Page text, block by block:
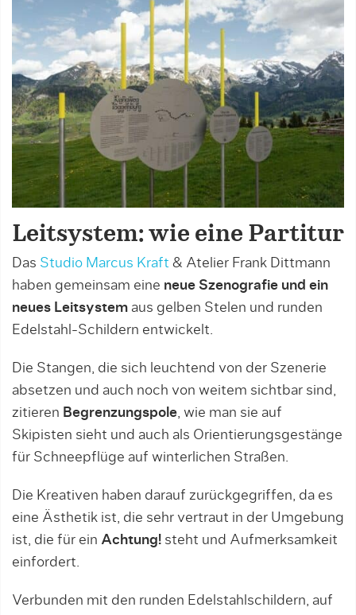
Leitsystem: wie eine Partitur
Das Studio Marcus Kraft & Atelier Frank Dittmann
haben gemeinsam eine neue Szenografie und ein
neues Leitsystem aus gelben Stelen und runden
Edelstahl-Schildern entwickelt.
Die Stangen, die sich leuchtend von der Szenerie
absetzen und auch noch von weitem sichtbar sind,
zitieren Begrenzungspole, wie man sie auf
Skipisten sieht und auch als Orientierungsgestänge
für Schneepflüge auf winterlichen Straßen.
Die Kreativen haben darauf zurückgegriffen, da es
eine Ästhetik ist, die sehr vertraut in der Umgebung
ist, die für ein Achtung! steht und Aufmerksamkeit
einfordert.
Verbunden mit den runden Edelstahlschildern, auf